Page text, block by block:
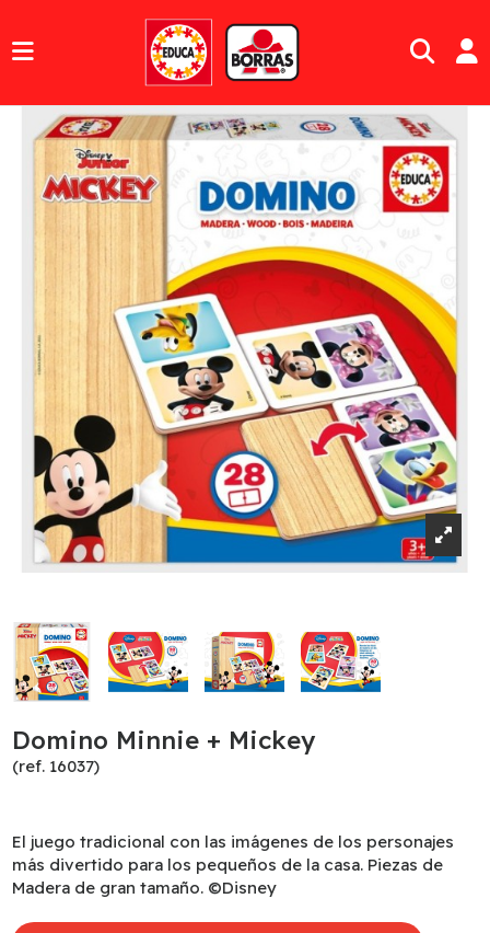
Domino Minnie + Mickey
(ref. 16037)
El juego tradicional con las imágenes de los personajes
más divertido para los pequeños de la casa. Piezas de
Madera de gran tamaño. ©Disney